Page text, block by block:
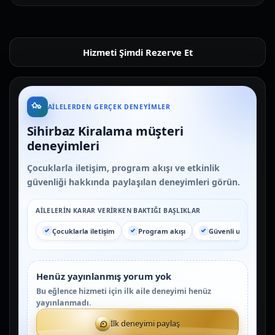
Hizmeti Şimdi Rezerve Et
AILELERDEN GERÇEK DENEYIMLER
Sihirbaz Kiralama müşteri
deneyimleri
Çocuklarla iletişim, program akışı ve etkinlik
güvenliği hakkında paylaşılan deneyimleri görün.
AILELERIN KARAR VERIRKEN BAKTIĞI BAŞLIKLAR
Çocuklarla iletişim Program akışı Güvenli uygulama
Henüz yayınlanmış yorum yok
Bu eğlence hizmeti için ilk aile deneyimi henüz
yayınlanmadı.
İlk deneyimi paylaş